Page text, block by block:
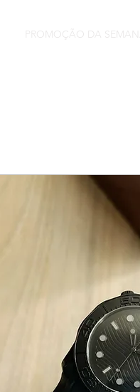
PROMOÇÃO DA SEMANA